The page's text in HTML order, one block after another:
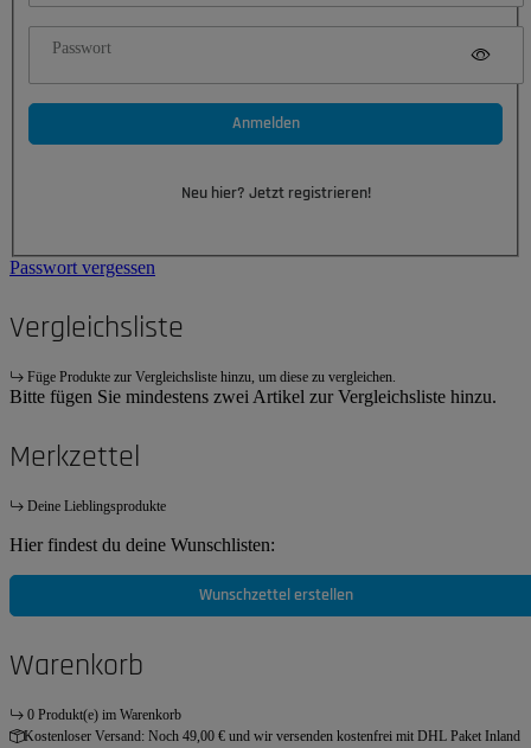
Passwort
Anmelden
Neu hier? Jetzt registrieren!
Passwort vergessen
Vergleichsliste
Füge Produkte zur Vergleichsliste hinzu, um diese zu vergleichen.
Bitte fügen Sie mindestens zwei Artikel zur Vergleichsliste hinzu.
Merkzettel
Deine Lieblingsprodukte
Hier findest du deine Wunschlisten:
Wunschzettel erstellen
Warenkorb
0 Produkt(e) im Warenkorb
Kostenloser Versand: Noch 49,00 € und wir versenden kostenfrei mit DHL Paket Inland